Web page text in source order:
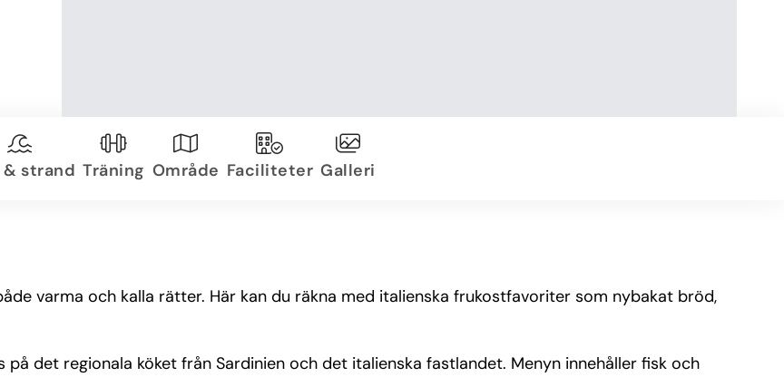
& strand Träning Område Faciliteter Galleri
varma och kalla rätter. Här kan du räkna med italienska frukostfavoriter som nybakat bröd,
det regionala köket från Sardinien och det italienska fastlandet. Menyn innehåller fisk och